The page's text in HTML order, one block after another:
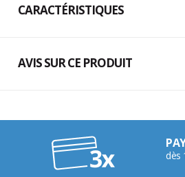
CARACTÉRISTIQUES
AVIS SUR CE PRODUIT
dès